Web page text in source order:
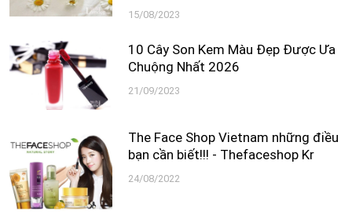
15/08/2023
10 Cây Son Kem Màu Đẹp Được Ưa
Chuộng Nhất 2026
21/09/2023
The Face Shop Vietnam những điều
bạn cần biết!!! - Thefaceshop Kr
24/08/2022